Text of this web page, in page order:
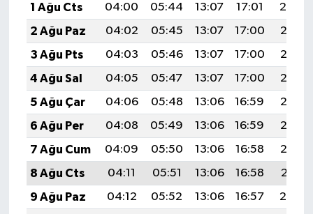
1 Ağu Cts
04:00 05:44 13:07 17:01
20:19
2 Ağu Paz
04:02 05:45 13:07 17:00
20:18
3 Ağu Pts
04:03 05:46 13:07 17:00
20:17
4 Ağu Sal
04:05 05:47 13:07 17:00
20:16
5 Ağu Çar
04:06 05:48 13:06 16:59
20:15
6 Ağu Per
04:08 05:49 13:06 16:59
20:13
7 Ağu Cum
04:09 05:50 13:06 16:58
20:12
8 Ağu Cts
04:11 05:51 13:06 16:58
20:11
9 Ağu Paz
04:12 05:52 13:06 16:57
20:10